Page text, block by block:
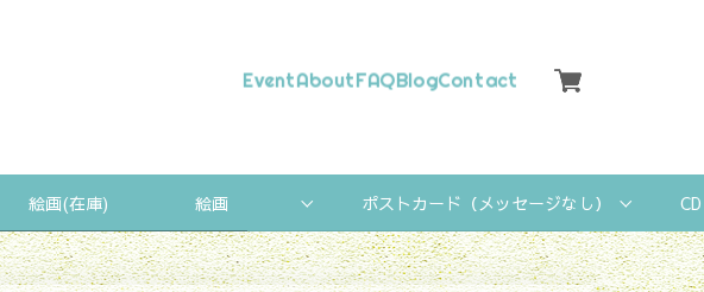
EventAboutFAQBlogContact
絵画(在庫) 絵画 ポストカード（メッセージなし） CD